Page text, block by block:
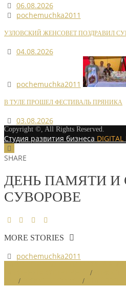
06.08.2026
pochemuchka2011
УЗЛОВСКИЙ ЖЕНСОВЕТ ПОЗДРАВИЛ
04.08.2026
pochemuchka2011
В ТУЛЕ ПРОШЕЛ ФЕСТИВАЛЬ ПРЯНИКА
03.08.2026
Copyright ©, All Rights Reserved.
Студия развития бизнеса DIGITAL
SHARE
ДЕНЬ ПАМЯТИ И
СУВОРОВЕ
MORE STORIES
pochemuchka2011
/
/ /